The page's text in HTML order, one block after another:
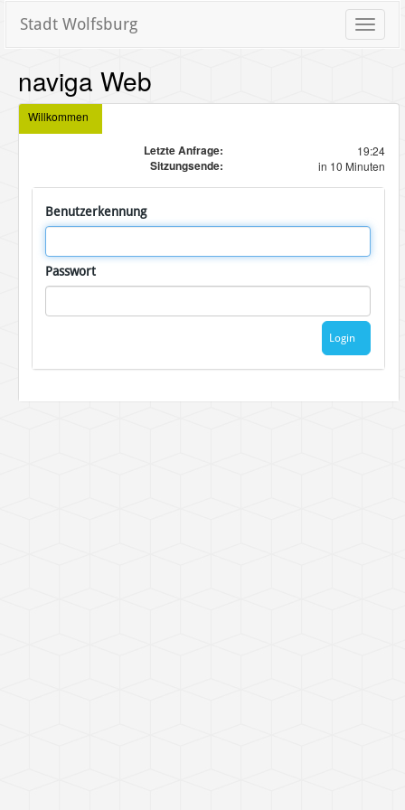
Toggle
Stadt Wolfsburg
naviga Web
Willkommen
Letzte Anfrage: 19:24
Sitzungsende: in 10 Minuten
Benutzerkennung
Passwort